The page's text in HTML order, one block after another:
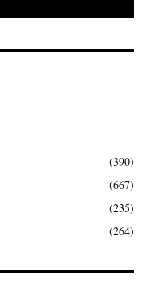
(390)
(667)
(235)
(264)